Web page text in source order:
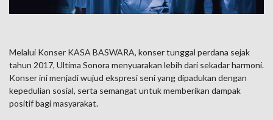
Melalui Konser KASA BASWARA, konser tunggal perdana sejak
tahun 2017, Ultima Sonora menyuarakan lebih dari sekadar harmoni.
Konser ini menjadi wujud ekspresi seni yang dipadukan dengan
kepedulian sosial, serta semangat untuk memberikan dampak
positif bagi masyarakat.